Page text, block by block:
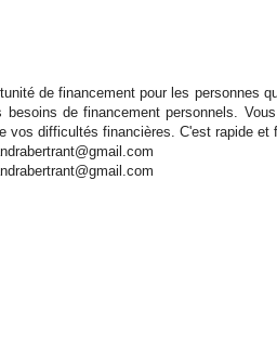
de financement pour les personnes
besoins de financement personnels.
vos difficultés financières. C'est rapide et